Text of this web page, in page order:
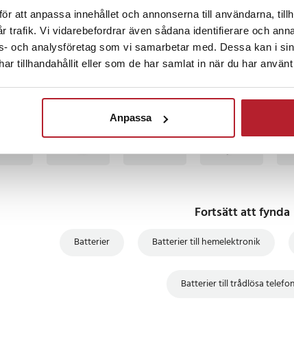
att anpassa innehållet och annonserna till användarna,
trafik. Vi vidarebefordrar även sådana identifierare och
och analysföretag som vi samarbetar med. Dessa kan i
tillhandahållit eller som de har samlat in när du har
Anpassa
Köp
759 kr
Köp
Fortsätt att fynda
Batterier Batterier till hemelektronik
Batterier till trådlösa